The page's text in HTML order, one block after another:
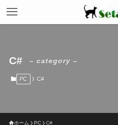
C# – category –
PC C#
ホーム PC C#